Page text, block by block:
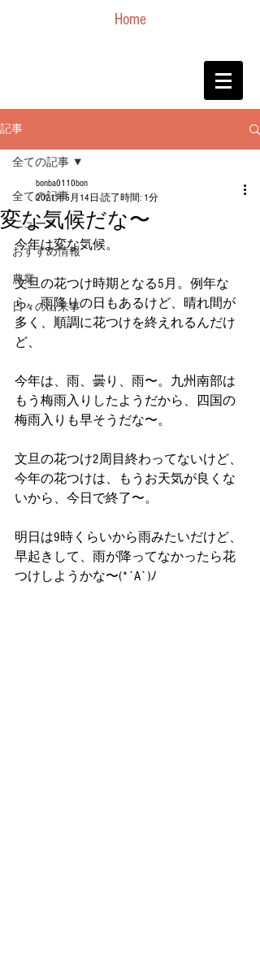
Home
記事
全ての記事
ニュース
おすすめ情報
農業
日々の出来事
全ての記事
変な気候だな〜
bonba0110bon
2021年5月14日 読了時間: 1分
今年は変な気候。
文旦の花つけ時期となる5月。例年な
ら、雨降りの日もあるけど、晴れ間が
多く、順調に花つけを終えれるんだけ
ど、
今年は、雨、曇り、雨〜。九州南部は
もう梅雨入りしたようだから、四国の
梅雨入りも早そうだな〜。
文旦の花つけ2周目終わってないけど、
今年の花つけは、もうお天気が良くな
いから、今日で終了〜。
明日は9時くらいから雨みたいだけど、
早起きして、雨が降ってなかったら花
つけしようかな〜(*´A`)ﾉ